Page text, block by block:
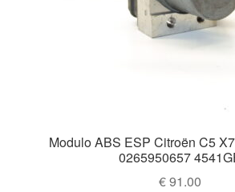
Modulo ABS ESP Citroën C5
0265950657
€91.00